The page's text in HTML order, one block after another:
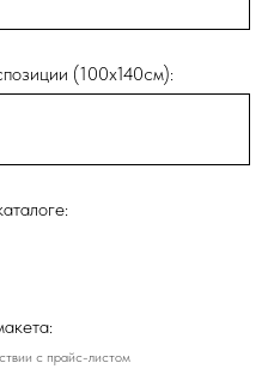
(100х140см):
с прайс-листом